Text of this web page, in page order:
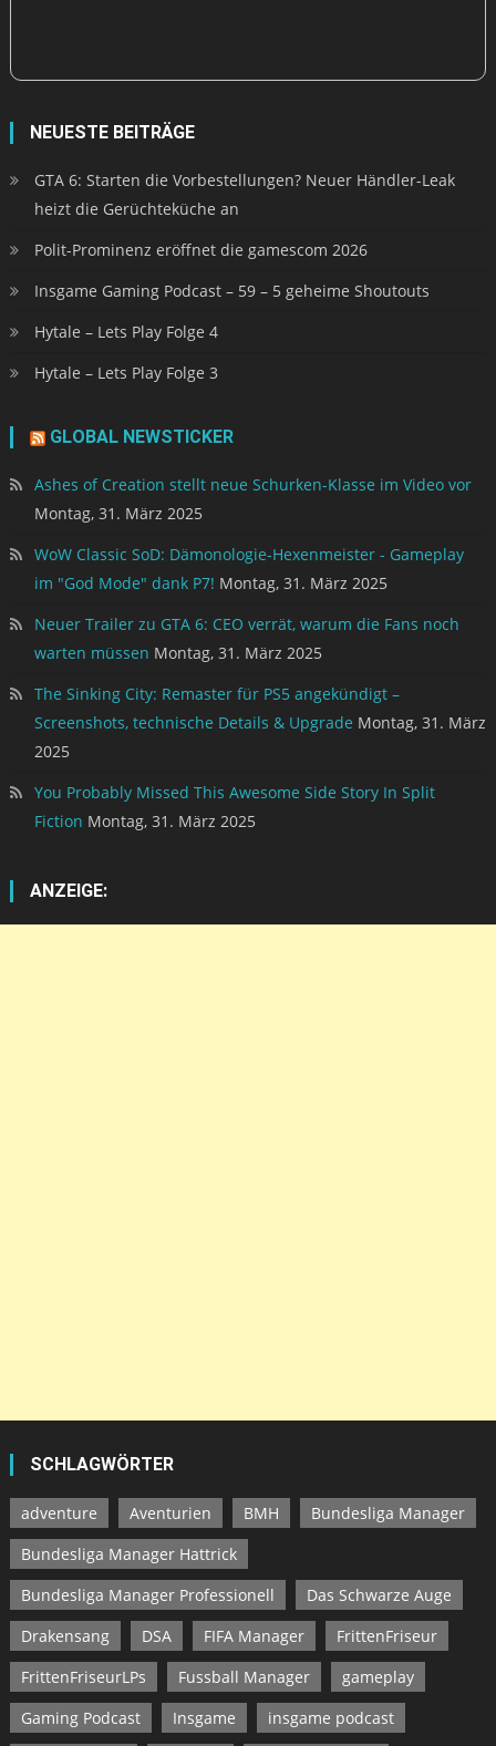
NEUESTE BEITRÄGE
GTA 6: Starten die Vorbestellungen? Neuer Händler-Leak
heizt die Gerüchteküche an
Polit-Prominenz eröffnet die gamescom 2026
Insgame Gaming Podcast – 59 – 5 geheime Shoutouts
Hytale – Lets Play Folge 4
Hytale – Lets Play Folge 3
GLOBAL NEWSTICKER
Ashes of Creation stellt neue Schurken-Klasse im Video vor
Montag, 31. März 2025
WoW Classic SoD: Dämonologie-Hexenmeister - Gameplay
im "God Mode" dank P7! Montag, 31. März 2025
Neuer Trailer zu GTA 6: CEO verrät, warum die Fans noch
warten müssen Montag, 31. März 2025
The Sinking City: Remaster für PS5 angekündigt –
Screenshots, technische Details & Upgrade Montag, 31. März
2025
You Probably Missed This Awesome Side Story In Split
Fiction Montag, 31. März 2025
ANZEIGE:
SCHLAGWÖRTER
adventure Aventurien BMH
Bundesliga Manager
Bundesliga Manager Hattrick
Bundesliga Manager Professionell
Das Schwarze Auge
Drakensang
DSA FIFA Manager
FrittenFriseur
FrittenFriseurLPs
Fussball Manager
gameplay
Gaming Podcast
Insgame
insgame podcast